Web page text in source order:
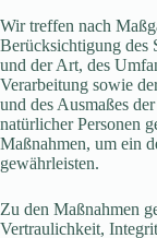
Wir treffen nach
Berücksichtigung des
und der Art, des
Verarbeitung sowie
und des Ausmaßes
natürlicher Personen
Maßnahmen, um ein
gewährleisten.
Zu den Maßnahmen
Vertraulichkeit,